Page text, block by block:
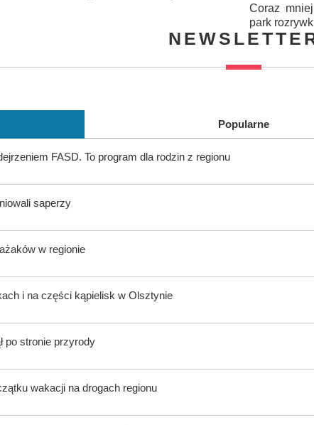
Coraz
park
Popularne
FASD. To program dla rodzin z regionu
saperzy
w regionie
i na części kąpielisk w Olsztynie
po stronie przyrody
wakacji na drogach regionu